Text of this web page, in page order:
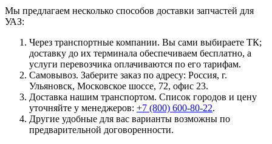
Мы предлагаем несколько способов доставки запчастей для
УАЗ:
Через транспортные компании. Вы сами выбираете ТК;
доставку до их терминала обеспечиваем бесплатно, а
услуги перевозчика оплачиваются по его тарифам.
Самовывоз. Заберите заказ по адресу: Россия, г.
Ульяновск, Московское шоссе, 72, офис 23.
Доставка нашим транспортом. Список городов и цену
уточняйте у менеджеров: +7 (800) 600-80-22.
Другие удобные для вас варианты возможны по
предварительной договоренности.